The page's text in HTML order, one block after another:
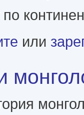
мира в
или